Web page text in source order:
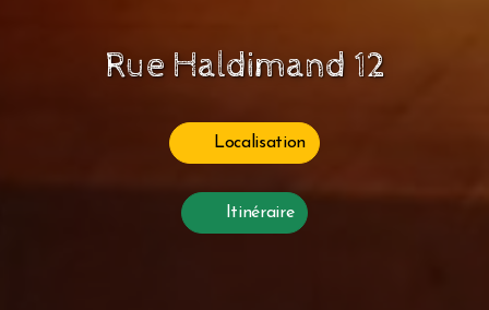
Rue Haldimand 12
Localisation
Itinéraire